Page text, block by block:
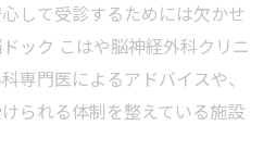
して受診するためには欠かせ
ック こはや脳神経外科クリニ
専門医によるアドバイスや、
られる体制を整えている施設